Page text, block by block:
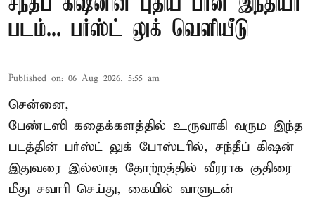
படம்... பர்ஸ்ட் லுக் வெளியீடு
Published on: 06 Aug 2026, 5:55 am
சென்னை,
பேண்டஸி கதைக்களத்தில் உருவாகி வரும இந்த
படத்தின் பர்ஸ்ட் லுக் போஸ்டரில், சந்தீப் கிஷன்
இதுவரை இல்லாத தோற்றத்தில் வீரராக குதிரை
மீது சவாரி செய்து, கையில் வாளுடன்